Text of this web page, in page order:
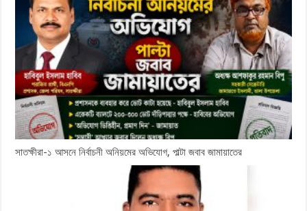
সাতক্ষীরা-১ আসনে নির্বাচনী অনিয়মের অভিযোগ, পাল্টা জবাব জামায়াতের